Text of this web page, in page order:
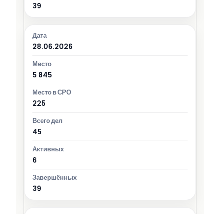
39
28.06.2026
5 845
225
45
6
39